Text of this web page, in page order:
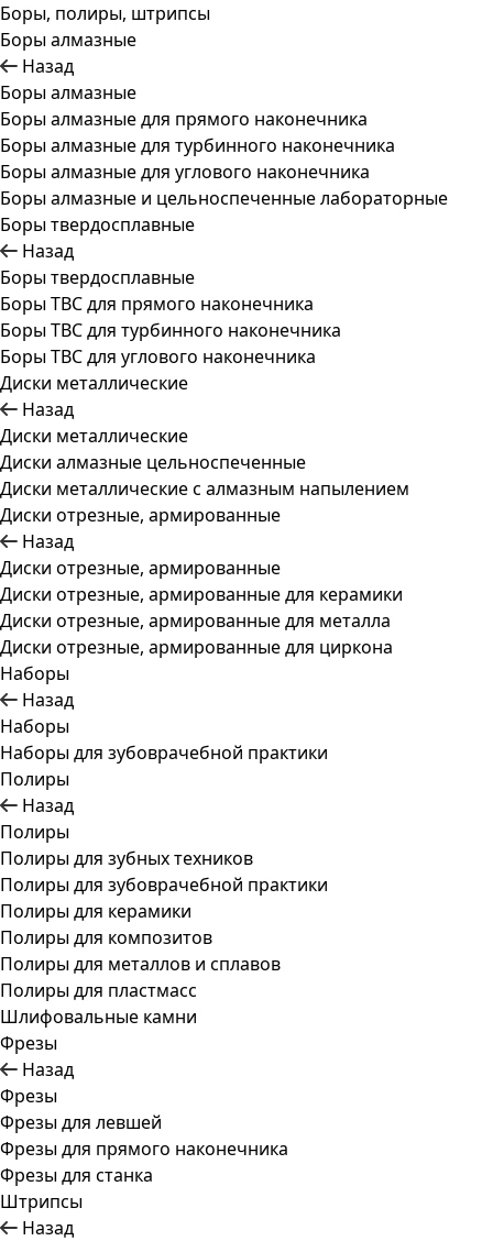
Боры, полиры, штрипсы
Боры алмазные
Назад
Боры алмазные
Боры алмазные для прямого наконечника
Боры алмазные для турбинного наконечника
Боры алмазные для углового наконечника
Боры алмазные и цельноспеченные лабораторные
Боры твердосплавные
Назад
Боры твердосплавные
Боры ТВС для прямого наконечника
Боры ТВС для турбинного наконечника
Боры ТВС для углового наконечника
Диски металлические
Назад
Диски металлические
Диски алмазные цельноспеченные
Диски металлические с алмазным напылением
Диски отрезные, армированные
Назад
Диски отрезные, армированные
Диски отрезные, армированные для керамики
Диски отрезные, армированные для металла
Диски отрезные, армированные для циркона
Наборы
Назад
Наборы
Наборы для зубоврачебной практики
Полиры
Назад
Полиры
Полиры для зубных техников
Полиры для зубоврачебной практики
Полиры для керамики
Полиры для композитов
Полиры для металлов и сплавов
Полиры для пластмасс
Шлифовальные камни
Фрезы
Назад
Фрезы
Фрезы для левшей
Фрезы для прямого наконечника
Фрезы для станка
Штрипсы
Назад